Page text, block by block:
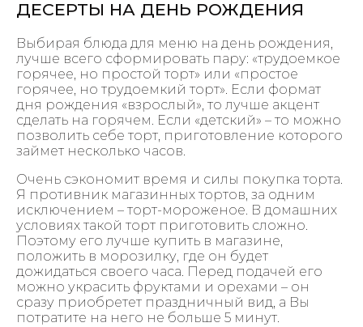
ДЕСЕРТЫ НА ДЕНЬ РОЖДЕНИЯ
Выбирая блюда для меню на день рождения,
лучше всего сформировать пару: «трудоемкое
горячее, но простой торт» или «простое
горячее, но трудоемкий торт». Если формат
дня рождения «взрослый», то лучше акцент
сделать на горячем. Если «детский» – то можно
позволить себе торт, приготовление которого
займет несколько часов.
Очень сэкономит время и силы покупка торта.
Я противник магазинных тортов, за одним
исключением – торт-мороженое. В домашних
условиях такой торт приготовить сложно.
Поэтому его лучше купить в магазине,
положить в морозилку, где он будет
дожидаться своего часа. Перед подачей его
можно украсить фруктами и орехами – он
сразу приобретет праздничный вид, а Вы
потратите на него не больше 5 минут.